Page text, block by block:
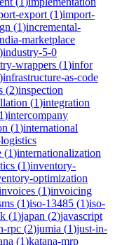
export (1)import-
(1)incremental-
marketplace
)industry-5-0
wrappers (1)infor
)infrastructure-as-code
(2)inspection
(1)integration
1)intercompany
(1)international
(1)internationalization
(1)inventory-
optimization
(1)invoicing
(1)iso-13485 (1)iso-
(1)japan (2)javascript
rpc (2)jumia (1)just-in-
(1)katana-mrp